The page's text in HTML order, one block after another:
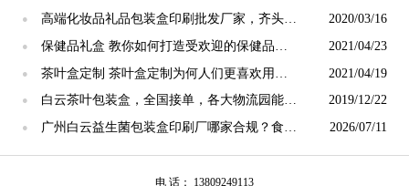
盒好处[吉彩四方]
●
高端化妆品礼品包装盒印刷批发厂家，齐头并
进的生产[吉彩四方]
2020/03/16
●
保健品礼盒 教你如何打造受欢迎的保健品礼
盒设计包装[吉彩四方]
2021/04/23
●
茶叶盒定制 茶叶盒定制为何人们更喜欢用
EVA内容[吉彩四方]
2021/04/19
●
白云茶叶包装盒，全国接单，各大物流园能为
客户送货上门[吉彩四方]
2019/12/22
●
广州白云益生菌包装盒印刷厂哪家合规？食品
级彩盒定制避坑攻略
2026/07/11
电 话： 13809249113